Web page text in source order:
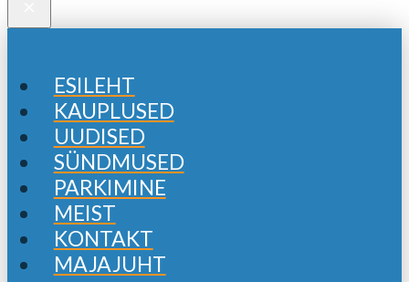
ESILEHT
KAUPLUSED
UUDISED
SÜNDMUSED
PARKIMINE
MEIST
KONTAKT
MAJAJUHT